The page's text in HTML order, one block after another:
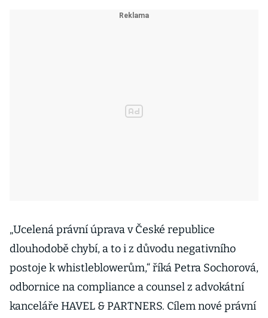
„Ucelená právní úprava v České republice
dlouhodobě chybí, a to i z důvodu negativního
postoje k whistleblowerům,“ říká Petra Sochorová,
odbornice na compliance a counsel z advokátní
kanceláře HAVEL & PARTNERS. Cílem nové právní